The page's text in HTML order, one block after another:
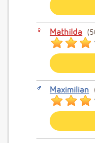
Mathilda
Maximilian